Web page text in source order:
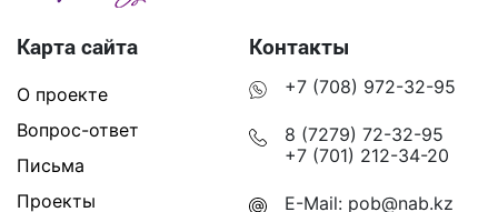
Карта сайта
О проекте
Вопрос-ответ
Письма
Проекты
Контакты
+7 (708) 972-32-95
8 (7279) 72-32-95
+7 (701) 212-34-20
E-Mail: pob@nab.kz